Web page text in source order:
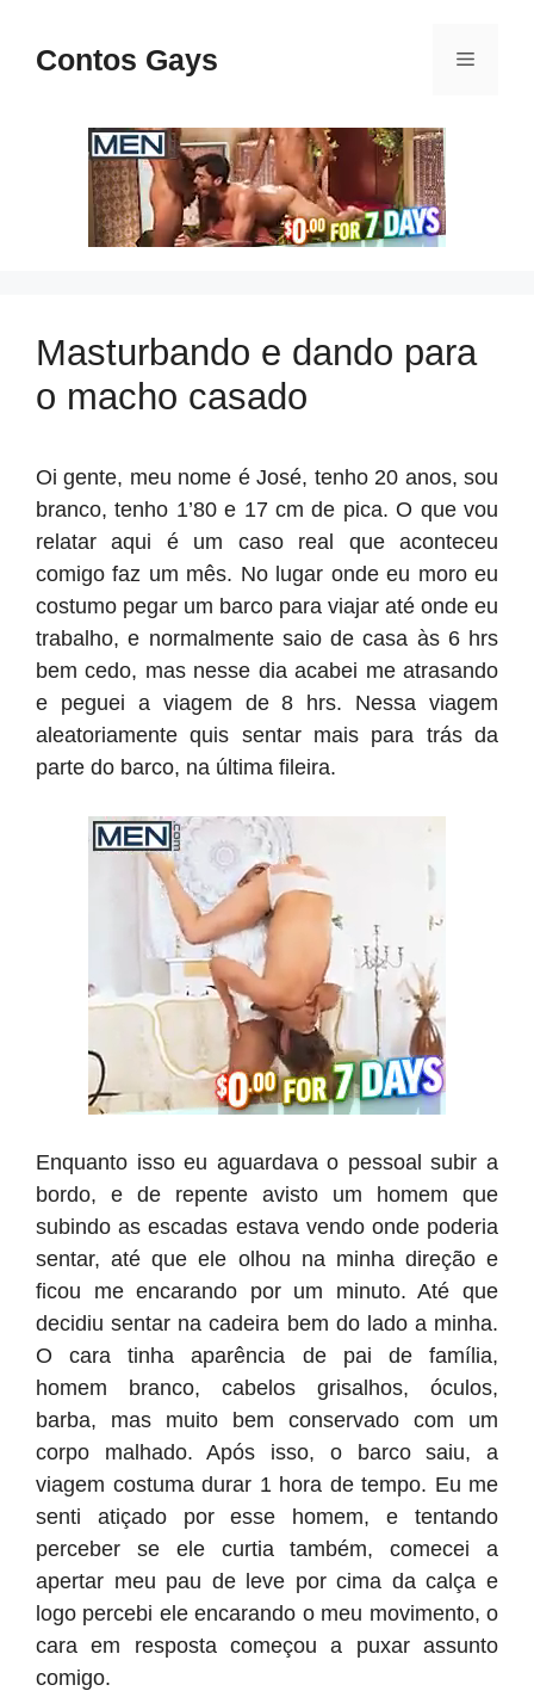
paraContos Gays Menu
Masturbando e dando para
o macho casado
Oi gente, meu nome é José, tenho 20 anos, sou
branco, tenho 1’80 e 17 cm de pica. O que vou
relatar aqui é um caso real que aconteceu
comigo faz um mês. No lugar onde eu moro eu
costumo pegar um barco para viajar até onde eu
trabalho, e normalmente saio de casa às 6 hrs
bem cedo, mas nesse dia acabei me atrasando
e peguei a viagem de 8 hrs. Nessa viagem
aleatoriamente quis sentar mais para trás da
parte do barco, na última fileira.
Enquanto isso eu aguardava o pessoal subir a
bordo, e de repente avisto um homem que
subindo as escadas estava vendo onde poderia
sentar, até que ele olhou na minha direção e
ficou me encarando por um minuto. Até que
decidiu sentar na cadeira bem do lado a minha.
O cara tinha aparência de pai de família,
homem branco, cabelos grisalhos, óculos,
barba, mas muito bem conservado com um
corpo malhado. Após isso, o barco saiu, a
viagem costuma durar 1 hora de tempo. Eu me
senti atiçado por esse homem, e tentando
perceber se ele curtia também, comecei a
apertar meu pau de leve por cima da calça e
logo percebi ele encarando o meu movimento, o
cara em resposta começou a puxar assunto
comigo.